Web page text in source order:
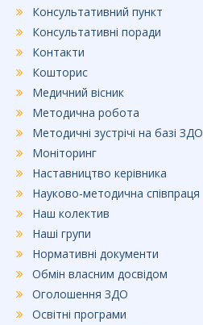
Консультативний пункт
Консультативні поради
Контакти
Кошторис
Медичний вісник
Методична робота
Методичні зустрічі на базі ЗДО
Моніторинг
Наставництво керівника
Науково-методична співпраця
Наш колектив
Наші групи
Нормативні документи
Обмін власним досвідом
Оголошення ЗДО
Освітні програми